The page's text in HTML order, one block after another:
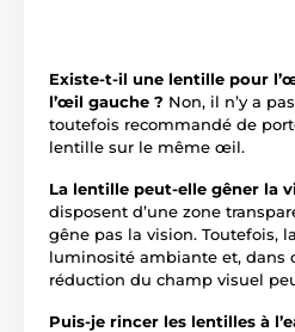
Existe-t-il une lentille pour
l’œil gauche ? Non, il n’y a
toutefois recommandé de
lentille sur le même œil.
La lentille peut-elle gêner la
disposent d’une zone
gêne pas la vision. Toutefois,
luminosité ambiante et, dans
réduction du champ visuel
Puis-je rincer les lentilles à